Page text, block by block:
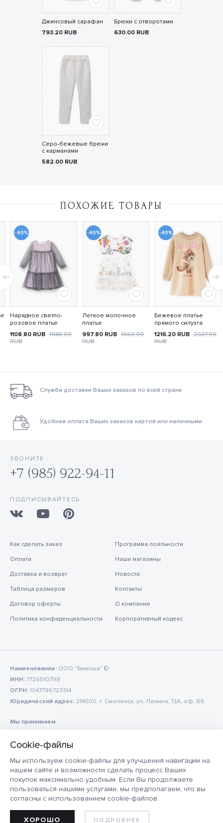
Мы используем cookie-файлы для улучшения навигации на
нашем сайте и возможности сделать процесс Ваших
покупок максимально удобным. Если Вы продолжаете
пользоваться нашими услугами, мы предполагаем, что вы
согласны с использованием cookie-файлов.
ПОДРОБНЕЕ
ХОРОШО
Джинсовый сарафан
793.20 RUB
Брюки с отворотами
630.00 RUB
Серо-бежевые брюки
с карманами
582.00 RUB
ПОХОЖИЕ ТОВАРЫ
-40%
Нарядное светло-
розовое платье
1108.80 RUB 1848.00
RUB
-40%
Легкое молочное
платье
997.80 RUB 1663.00
RUB
-40%
Бежевое платье
прямого силуэта
1216.20 RUB 2027.00
RUB
Служба доставки Ваших заказов по всей стране
Удобная оплата Ваших заказов картой или наличными
ЗВОНИТЕ
+7 (985) 922-94-11
ПОДПИСЫВАЙТЕСЬ
Как сделать заказ
Оплата
Доставка и возврат
Таблица размеров
Договор оферты
Политика конфиденциальности
Программа лояльности
Наши магазины
Новости
Контакты
О компании
Корпоративный кодекс
Наименование: ООО "Бимоша" ©
ИНН: 7726510798
ОГРН: 1047796723314
Юридический адрес: 214000, г. Смоленск, ул. Ленина, 13А, оф. 89
Мы принимаем